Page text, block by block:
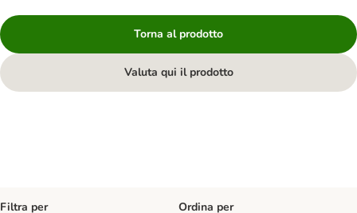
Torna al prodotto
Valuta qui il prodotto
Filtra per Ordina per